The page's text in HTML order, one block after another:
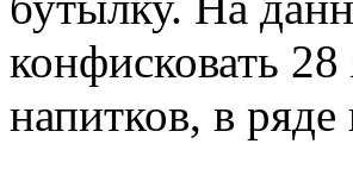
конфисковать
напитков, в